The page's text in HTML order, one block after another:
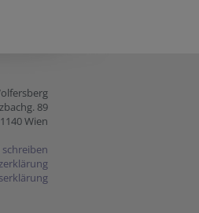
89
1140 Wien
schreiben